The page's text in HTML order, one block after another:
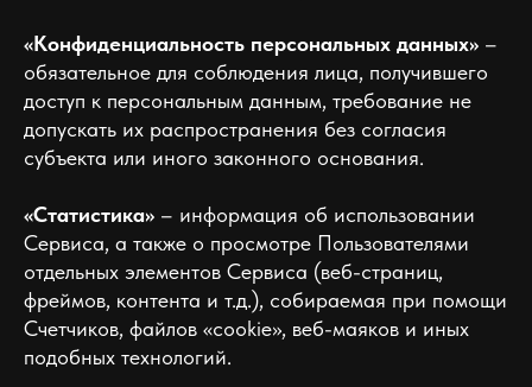
«Конфиденциальность персональных данных» –
обязательное для соблюдения лица, получившего
доступ к персональным данным, требование не
допускать их распространения без согласия
субъекта или иного законного основания.
«Статистика» – информация об использовании
Сервиса, а также о просмотре Пользователями
отдельных элементов Сервиса (веб-страниц,
фреймов, контента и т.д.), собираемая при помощи
Счетчиков, файлов «cookie», веб-маяков и иных
подобных технологий.